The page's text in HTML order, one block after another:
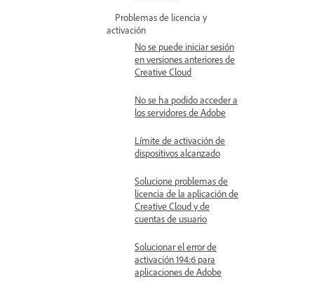
Problemas de licencia y
activación
No se puede iniciar sesión
en versiones anteriores de
Creative Cloud
No se ha podido acceder a
los servidores de Adobe
Límite de activación de
dispositivos alcanzado
Solucione problemas de
licencia de la aplicación de
Creative Cloud y de
cuentas de usuario
Solucionar el error de
activación 194:6 para
aplicaciones de Adobe